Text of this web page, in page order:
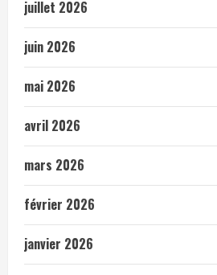
juillet 2026
juin 2026
mai 2026
avril 2026
mars 2026
février 2026
janvier 2026